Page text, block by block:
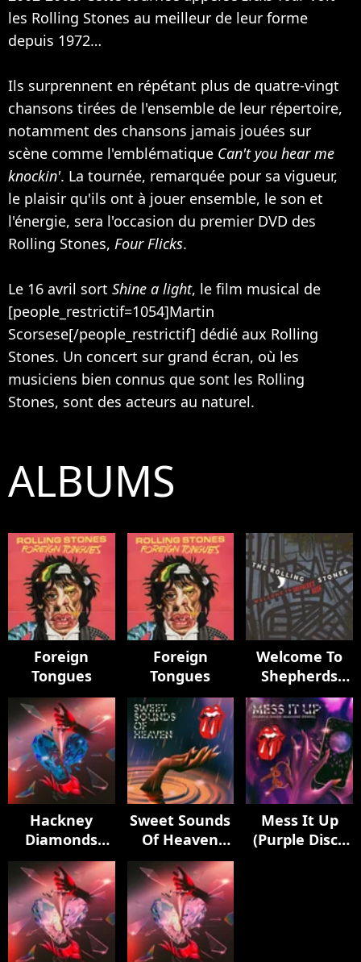
les Rolling Stones au meilleur de leur forme
depuis 1972…
Ils surprennent en répétant plus de quatre-vingt
chansons tirées de l'ensemble de leur répertoire,
notamment des chansons jamais jouées sur
scène comme l'emblématique Can't you hear me
knockin'. La tournée, remarquée pour sa vigueur,
le plaisir qu'ils ont à jouer ensemble, le son et
l'énergie, sera l'occasion du premier DVD des
Rolling Stones, Four Flicks.
Le 16 avril sort Shine a light, le film musical de
[people_restrictif=1054]Martin
Scorsese[/people_restrictif] dédié aux Rolling
Stones. Un concert sur grand écran, où les
musiciens bien connus que sont les Rolling
Stones, sont des acteurs au naturel.
ALBUMS
Foreign
Tongues
Foreign
Tongues
Welcome To
Shepherds
Bush (Live)
Hackney
Diamonds
(Live Edition)
Sweet Sounds
Of Heaven
(feat. Lady
Gaga) [Live at
Racket, NYC]
Mess It Up
(Purple Disco